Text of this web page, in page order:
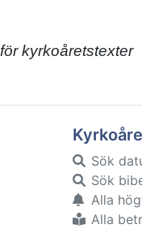
för kyrkoåretstexter
Sök
Sök
Alla
Alla